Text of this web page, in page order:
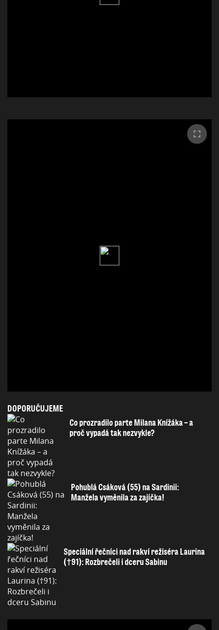
DOPORUČUJEME
Co prozradilo parte Milana Knížáka – a
proč vypadá tak nezvykle?
Pohublá Csáková (55) na Sardinii:
Manžela vyměnila za zajíčka!
Speciální řečníci nad rakví režiséra Laurina
(†91): Rozbrečeli i dceru Sabinu